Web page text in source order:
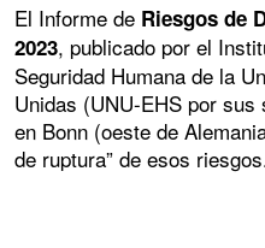
El Informe de Riesgos de
2023, publicado por el
Seguridad Humana de la
Unidas (UNU-EHS por
en Bonn (oeste de
de ruptura” de esos